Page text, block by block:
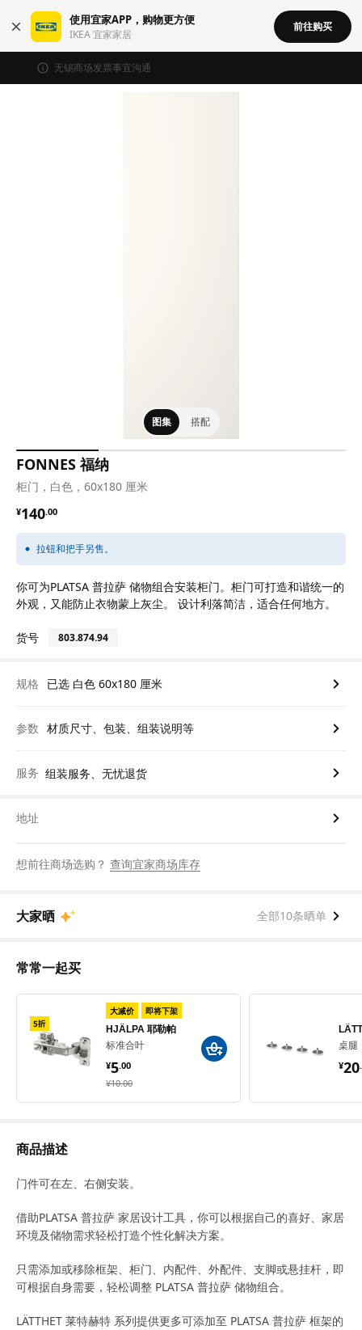
使用宜家APP，购物更方便
IKEA 宜家家居
前往购买
无锡商场发票事宜沟通
图集 搭配
FONNES 福纳
柜门，白色，60x180 厘米
¥140.00
¥ 140.00
拉钮和把手另售。
你可为PLATSA 普拉萨 储物组合安装柜门。柜门可打造和谐统一的
外观，又能防止衣物蒙上灰尘。 设计利落简洁，适合任何地方。
货号 803.874.94
规格 已选 白色 60x180 厘米
参数 材质尺寸、包装、组装说明等
服务 组装服务、无忧退货
地址
想前往商场选购？ 查询宜家商场库存
大家晒 全部10条晒单
常常一起买
大减价
即将下架
HJÄLPA 耶勒帕
标准合叶
¥10.00
¥ 10.00
¥5.00
¥ 5.00
桌腿
¥20.
¥
商品描述
门件可在左、右侧安装。
借助PLATSA 普拉萨 家居设计工具，你可以根据自己的喜好、家居
环境及储物需求轻松打造个性化解决方案。
只需添加或移除框架、柜门、内配件、外配件、支脚或悬挂杆，即
可根据自身需要，轻松调整 PLATSA 普拉萨 储物组合。
LÄTTHET 莱特赫特 系列提供更多可添加至 PLATSA 普拉萨 框架的